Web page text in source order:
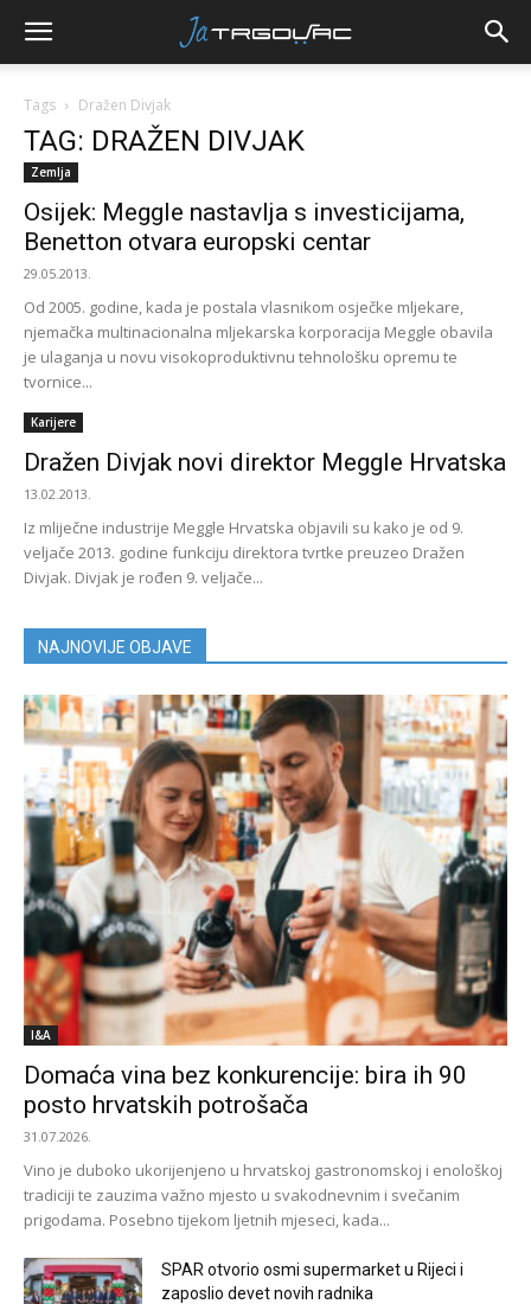
Tags Dražen Divjak
TAG: DRAŽEN DIVJAK
Zemlja
Osijek: Meggle nastavlja s investicijama,
Benetton otvara europski centar
29.05.2013.
Od 2005. godine, kada je postala vlasnikom osječke mljekare,
njemačka multinacionalna mljekarska korporacija Meggle obavila
je ulaganja u novu visokoproduktivnu tehnološku opremu te
tvornice...
Karijere
Dražen Divjak novi direktor Meggle Hrvatska
13.02.2013.
Iz mliječne industrije Meggle Hrvatska objavili su kako je od 9.
veljače 2013. godine funkciju direktora tvrtke preuzeo Dražen
Divjak. Divjak je rođen 9. veljače...
NAJNOVIJE OBJAVE
I&A
Domaća vina bez konkurencije: bira ih 90
posto hrvatskih potrošača
31.07.2026.
Vino je duboko ukorijenjeno u hrvatskoj gastronomskoj i enološkoj
tradiciji te zauzima važno mjesto u svakodnevnim i svečanim
prigodama. Posebno tijekom ljetnih mjeseci, kada...
SPAR otvorio osmi supermarket u Rijeci i
zaposlio devet novih radnika